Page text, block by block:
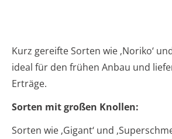
Kurz gereifte Sorten wie ‚Noriko‘
ideal für den frühen Anbau und
Erträge.
Sorten mit großen Knollen:
Sorten wie ‚Gigant‘ und